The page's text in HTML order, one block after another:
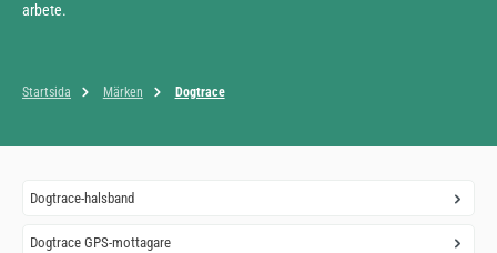
arbete.
Startsida Märken Dogtrace
Dogtrace-halsband
Dogtrace GPS-mottagare